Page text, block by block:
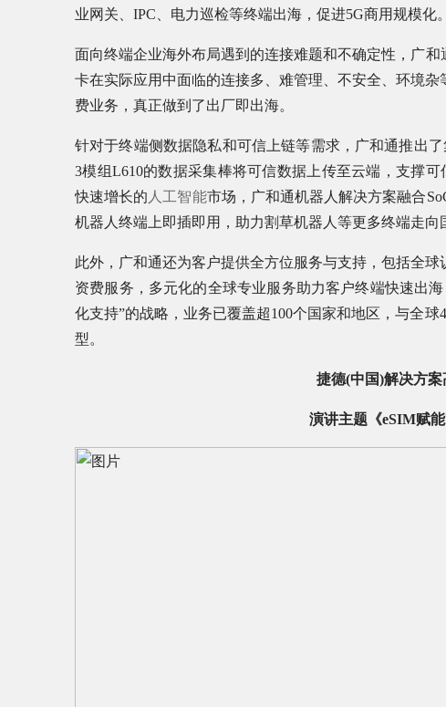
业网关、IPC、电力巡检等终端出海，促进5G商用规模化。
面向终端企业海外布局遇到的连接难题和不确定性，广
卡在实际应用中面临的连接多、难管理、不安全、环境
费业务，真正做到了出厂即出海。
针对于终端侧数据隐私和可信上链等需求，广和通推出
3模组L610的数据采集棒将可信数据上传至云端，支撑
快速增长的 人工智能市场，广和通机器人解决方案融合
机器人终端上即插即用，助力割草机器人等更多终端走向
此外，广和通还为客户提供全方位服务与支持，包括全
资费服务，多元化的全球专业服务助力客户终端快速出
化支持”的战略，业务已覆盖超100个国家和地区，与全
型。
捷德(中国)解决方
演讲主题《eSIM赋